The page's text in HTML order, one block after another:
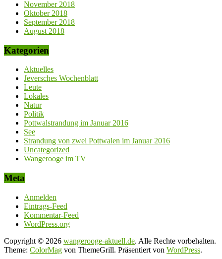
November 2018
Oktober 2018
September 2018
August 2018
Kategorien
Aktuelles
Jeversches Wochenblatt
Leute
Lokales
Natur
Politik
Pottwalstrandung im Januar 2016
See
Strandung von zwei Pottwalen im Januar 2016
Uncategorized
Wangerooge im TV
Meta
Anmelden
Eintrags-Feed
Kommentar-Feed
WordPress.org
Copyright © 2026 wangerooge-aktuell.de. Alle Rechte vorbehalten.
Theme: ColorMag von ThemeGrill. Präsentiert von WordPress.